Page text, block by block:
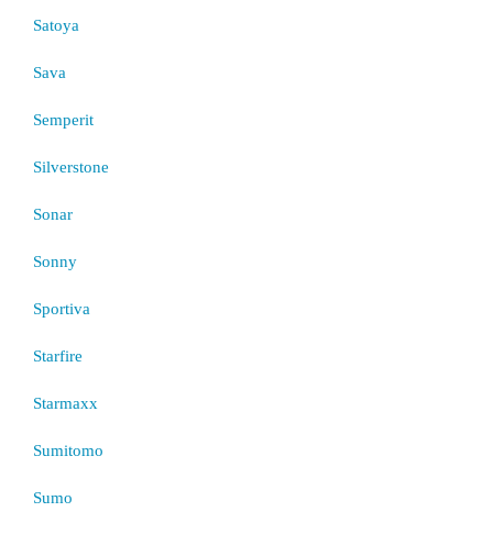
Satoya
Sava
Semperit
Silverstone
Sonar
Sonny
Sportiva
Starfire
Starmaxx
Sumitomo
Sumo